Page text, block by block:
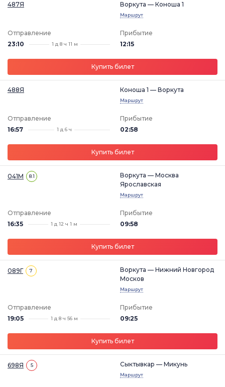
487Я Воркута — Коноша 1
Маршрут
Отправление
23:10
1 д 8 ч 11 м
Прибытие
12:15
Купить билет
488Я Коноша 1 — Воркута
Маршрут
Отправление
16:57
1 д 6 ч
Прибытие
02:58
Купить билет
041М 8.1
Воркута — Москва
Ярославская
Маршрут
Отправление
16:35
1 д 12 ч 1 м
Прибытие
09:58
Купить билет
089Г 7
Воркута — Нижний Новгород
Москов
Маршрут
Отправление
19:05
1 д 8 ч 56 м
Прибытие
09:25
Купить билет
698Я 5 Сыктывкар — Микунь
Маршрут